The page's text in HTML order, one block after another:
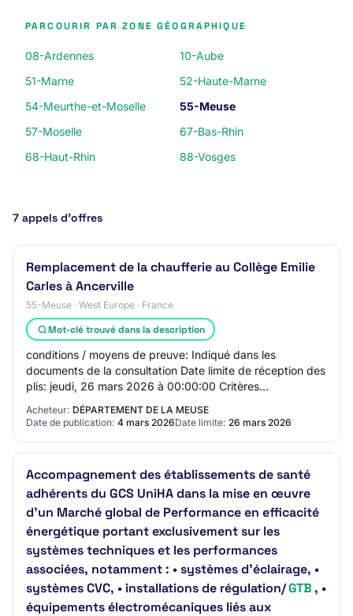
PARCOURIR PAR ZONE GÉOGRAPHIQUE
08-Ardennes
10-Aube
51-Marne
52-Haute-Marne
54-Meurthe-et-Moselle
55-Meuse
57-Moselle
67-Bas-Rhin
68-Haut-Rhin
88-Vosges
7 appels d’offres
Remplacement de la chaufferie au Collège Emilie
Carles à Ancerville
55-Meuse · West Europe · France
Mot-clé trouvé dans la description
conditions / moyens de preuve: Indiqué dans les
documents de la consultation Date limite de réception des
plis: jeudi, 26 mars 2026 à 00:00:00 Critères
d'attribution: - 0: Indiqué dans les documents…
Acheteur: DÉPARTEMENT DE LA MEUSE
Date de publication: 4 mars 2026Date limite: 26 mars 2026
Accompagnement des établissements de santé
adhérents du GCS UniHA dans la mise en œuvre
d’un Marché global de Performance en efficacité
énergétique portant exclusivement sur les
systèmes techniques et les performances
associées, notamment : • systèmes d’éclairage, •
systèmes CVC, • installations de régulation/GTB , •
équipements électromécaniques liés aux